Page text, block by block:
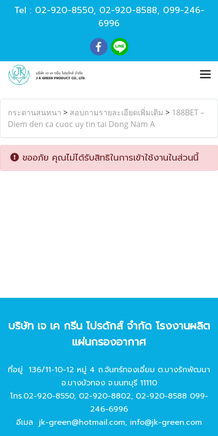
Tel : 02-920-8550, 02-920-8588, 099-246-
6996
กระดานสนทนา > สอบถามรายละเอียดเพิ่มเติม > 188BET –
Diem den ca cuoc uy tin tai Dong Nam A
ขออภัย คุณไม่ได้รับสิทธิในการเข้าใช้งานในส่วนนี้
บริษัท เจ เค กรีน โปรดักส์ จํากัด โรงงานผลิต
แผ่นกรองอากาศ
ที่อยู่ 136/11-10-12 หมู่ 4 ถ.จันทร์ทองเอี่ยม ต.บางรักพัฒนา
อ.บางบัวทอง จ.นนทบุรี 11110
โทร.02-920-8550, 02-920-8802, 02-920-8588 099-
246-6996
อีเมล jk-green@hotmail.com, info@jk-green.com